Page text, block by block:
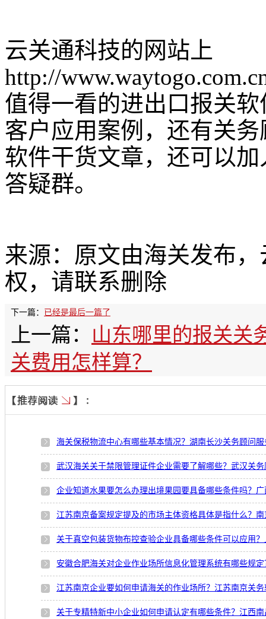
云关通科技的网站上
http://
值得一看的进出口报关
客户应用案例，还有关
软件干货文章，还可以
答疑群。
来源：原文由海关发布
权，请联系删除
下一篇： 已经是最后一篇了
上一篇： 山东哪里的报关关
关费用怎样算？
海关保税物流中心有哪些基本情况？湖南长沙关务顾问
武汉海关关于禁限管理证件企业需要了解哪些？武汉关
企业知道水果要怎么办理出境果园要具备哪些条件吗？
江苏南京备案规定提及的市场主体资格具体是指什么？
关于真空包装货物布控查验企业具备哪些条件可以应用
安徽合肥海关对企业作业场所信息化管理系统有哪些规
江苏南京企业要如何申请海关的作业场所？江苏南京关
关于专精特新中小企业如何申请认定有哪些条件？江西